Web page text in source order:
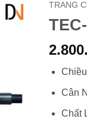
TRANG
Cân
Chất